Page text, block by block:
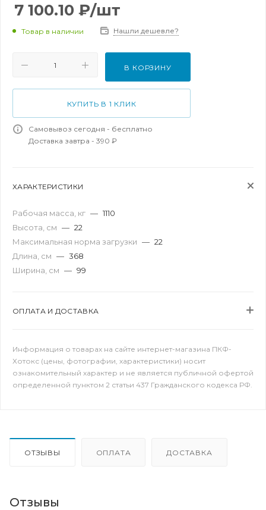
7 100.10 ₽/шт
Товар в наличии Нашли дешевле?
В КОРЗИНУ
КУПИТЬ В 1 КЛИК
Самовывоз сегодня - бесплатно
Доставка завтра - 390 ₽
ХАРАКТЕРИСТИКИ
Рабочая масса, кг — 1110
Высота, см — 22
Максимальная норма загрузки — 22
Длина, см — 368
Ширина, см — 99
ОПЛАТА И ДОСТАВКА
Информация о товарах на сайте интернет-магазина ПКФ-
Хотокс (цены, фотографии, характеристики) носит
ознакомительный характер и не является публичной офертой
определенной пунктом 2 статьи 437 Гражданского кодекса РФ.
ОТЗЫВЫ ОПЛАТА ДОСТАВКА
Отзывы